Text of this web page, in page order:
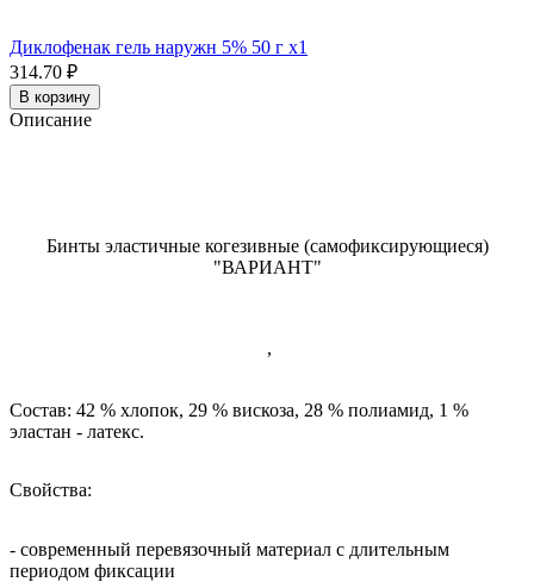
Диклофенак гель наружн 5% 50 г x1
314.70 ₽
В корзину
Описание
Бинты эластичные когезивные (самофиксирующиеся)
"ВАРИАНТ"
,
Состав: 42 % хлопок, 29 % вискоза, 28 % полиамид, 1 %
эластан - латекс.
Свойства:
- современный перевязочный материал с длительным
периодом фиксации